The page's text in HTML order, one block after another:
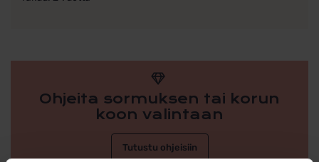
Ohjeita sormuksen tai korun
koon valintaan
Tutustu ohjeisiin